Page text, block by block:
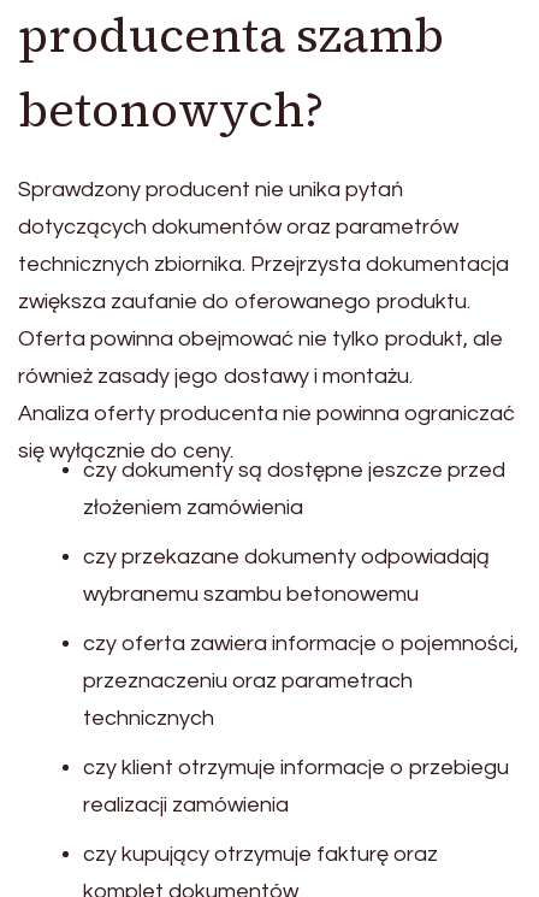
producenta szamb
betonowych?
Sprawdzony producent nie unika pytań
dotyczących dokumentów oraz parametrów
technicznych zbiornika. Przejrzysta dokumentacja
zwiększa zaufanie do oferowanego produktu.
Oferta powinna obejmować nie tylko produkt, ale
również zasady jego dostawy i montażu.
Analiza oferty producenta nie powinna ograniczać
się wyłącznie do ceny.
czy dokumenty są dostępne jeszcze przed
złożeniem zamówienia
czy przekazane dokumenty odpowiadają
wybranemu szambu betonowemu
czy oferta zawiera informacje o pojemności,
przeznaczeniu oraz parametrach
technicznych
czy klient otrzymuje informacje o przebiegu
realizacji zamówienia
czy kupujący otrzymuje fakturę oraz
komplet dokumentów